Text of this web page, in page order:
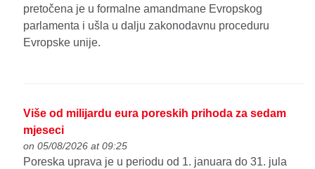
pretočena je u formalne amandmane Evropskog
parlamenta i ušla u dalju zakonodavnu proceduru
Evropske unije.
Više od milijardu eura poreskih prihoda za sedam
mjeseci
on 05/08/2026 at 09:25
Poreska uprava je u periodu od 1. januara do 31. jula